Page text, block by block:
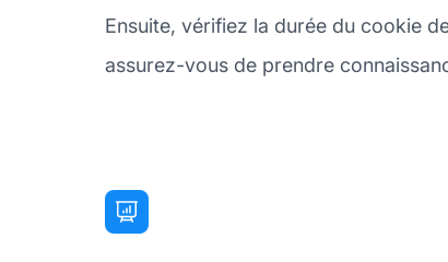
Ensuite, vérifiez la durée du cookie
assurez-vous de prendre